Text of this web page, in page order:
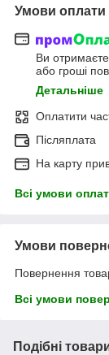
Умови оплати
Ви
або гроші
Детальніше
Оплатити
Післяплата
На карту
Всі умови
Умови
Повернення
Всі умови
Подібні